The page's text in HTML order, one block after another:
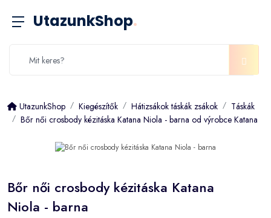
UtazunkShop.
UtazunkShop Kiegészítők Hátizsákok táskák zsákok
Táskák
Bőr női crosbody kézitáska Katana Niola - barna od výrobce Katana
Bőr női crosbody kézitáska Katana
Niola - barna